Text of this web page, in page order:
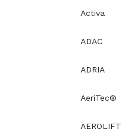
Activa
ADAC
ADRIA
AeriTec®
AEROLIFT